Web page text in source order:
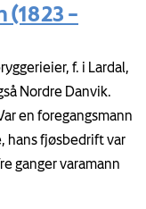
(1823 –
f. i Lardal,
Nordre Danvik.
en foregangsmann
hans fjøsbedrift var
ganger varamann